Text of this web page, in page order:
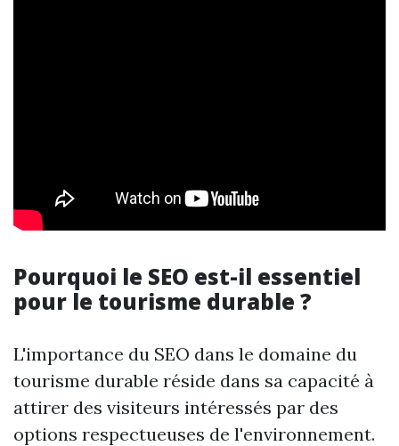
Pourquoi le SEO est-il essentiel
pour le tourisme durable ?
L'importance du SEO dans le domaine du
tourisme durable réside dans sa capacité à
attirer des visiteurs intéressés par des
options respectueuses de l'environnement.